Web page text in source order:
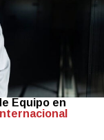
Equipo en